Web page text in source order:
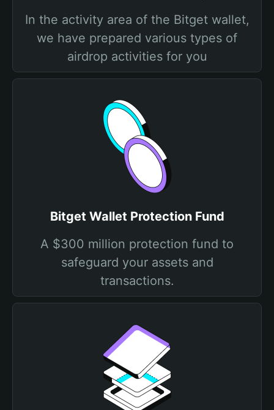
In the activity area of the Bitget wallet,
we have prepared various types of
airdrop activities for you
Bitget Wallet Protection Fund
A $300 million protection fund to
safeguard your assets and
transactions.